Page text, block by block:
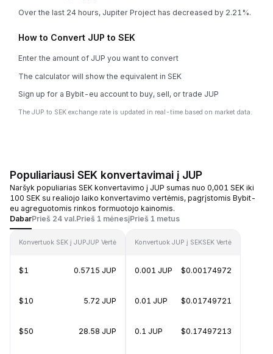
Over the last 24 hours, Jupiter Project has decreased by 2.21%.
How to Convert JUP to SEK
Enter the amount of JUP you want to convert
The calculator will show the equivalent in SEK
Sign up for a Bybit-eu account to buy, sell, or trade JUP
The JUP to SEK exchange rate is updated in real-time based on market data.
Populiariausi SEK konvertavimai į JUP
Naršyk populiarias SEK konvertavimo į JUP sumas nuo 0,001 SEK iki
100 SEK su realiojo laiko konvertavimo vertėmis, pagrįstomis Bybit-
eu agreguotomis rinkos formuotojo kainomis.
DabarPrieš 24 val.Prieš 1 mėnesįPrieš 1 metus
Konvertuok SEK į JUPJUP Vertė
$1 0.5715 JUP
$10 5.72 JUP
$50 28.58 JUP
Konvertuok JUP į SEKSEK Vertė
0.001 JUP $0.00174972
0.01 JUP $0.01749721
0.1 JUP $0.17497213